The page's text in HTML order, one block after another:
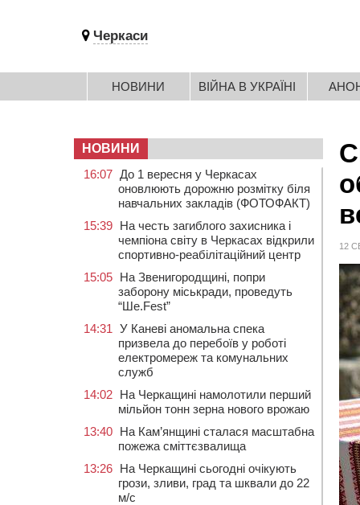
Черкаси
НОВИНИ ВІЙНА В УКРАЇНІ
12
НОВИНИ
16:07 До 1 вересня у Черкасах
оновлюють дорожню розмітку біля
навчальних закладів (ФОТОФАКТ)
15:39 На честь загиблого захисника і
чемпіона світу в Черкасах відкрили
спортивно-реабілітаційний центр
15:05 На Звенигородщині, попри
заборону міськради, проведуть
“Ше.Fest”
14:31 У Каневі аномальна спека
призвела до перебоїв у роботі
електромереж та комунальних
служб
14:02 На Черкащині намолотили перший
мільйон тонн зерна нового врожаю
13:40 На Кам’янщині сталася масштабна
пожежа сміттєзвалища
13:26 На Черкащині сьогодні очікують
грози, зливи, град та шквали до 22
м/с